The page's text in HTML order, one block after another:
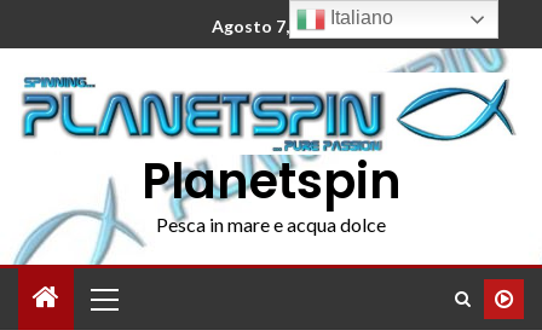
Agosto 7, 2026
Planetspin
Pesca in mare e acqua dolce
Italiano